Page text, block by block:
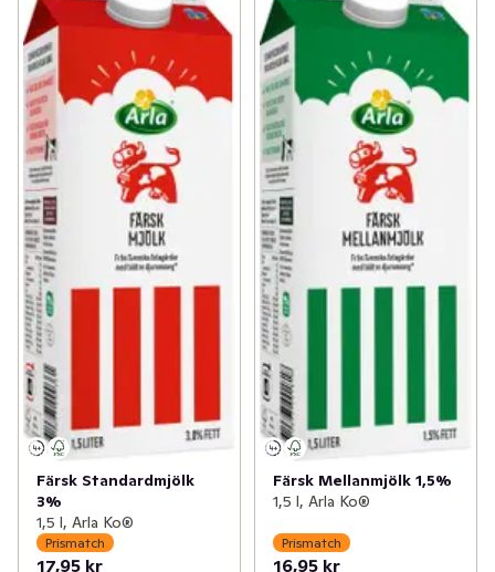
Färsk Standardmjölk
3%
1,5 l, Arla Ko®
Prismatch
17,95 kr
Färsk Mellanmjölk 1,5%
1,5 l, Arla Ko®
Prismatch
16,95 kr